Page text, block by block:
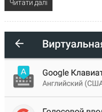
Читати далі